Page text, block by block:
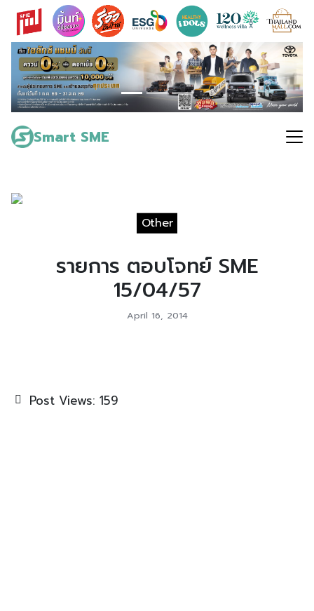
Skip
content
Smart SME
Search
for:
Other
รายการ ตอบโจทย์ SME
15/04/57
April 16, 2014
Post Views: 159